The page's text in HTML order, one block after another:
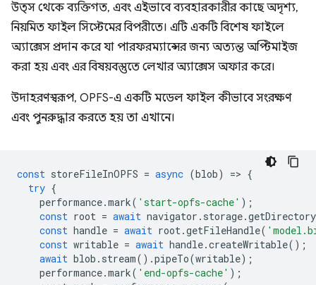
উত্স থেকে ব্যক্তিগত, এবং এইভাবে ব্যবহারকারীর কাছে অদৃশ্য,
নিয়মিত ফাইল সিস্টেমের বিপরীতে। এটি একটি বিশেষ ফাইলে
অ্যাক্সেস প্রদান করে যা পারফরম্যান্সের জন্য অত্যন্ত অপ্টিমাইজ
করা হয় এবং এর বিষয়বস্তুতে লেখার অ্যাক্সেস অফার করে।
উদাহরণস্বরূপ, OPFS-এ একটি মডেল ফাইল কীভাবে সংরক্ষণ
এবং পুনরুদ্ধার করতে হয় তা এখানে।
const storeFileInOPFS = async (blob) => {
try {
performance.mark( 'start-opfs-cache' );
const root = await navigator . storage.getDirectory
const handle = await root.getFileHandle(
const writable = await handle.createWritable();
await blob . stream().pipeTo(writable);
performance.mark( 'end-opfs-cache' );